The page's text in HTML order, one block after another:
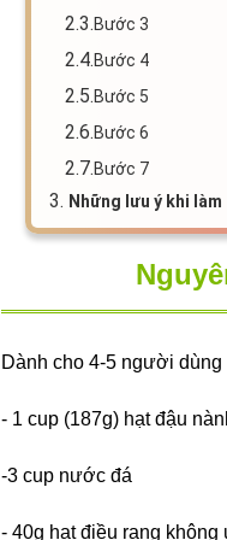
2.3.Bước 3
2.4.Bước 4
2.5.Bước 5
2.6.Bước 6
2.7.Bước 7
3. Những lưu ý khi
Dành cho 4-5 người dùng
- 1 cup (187g) hạt đậu
-3 cup nước đá
- 40g hạt điều rang